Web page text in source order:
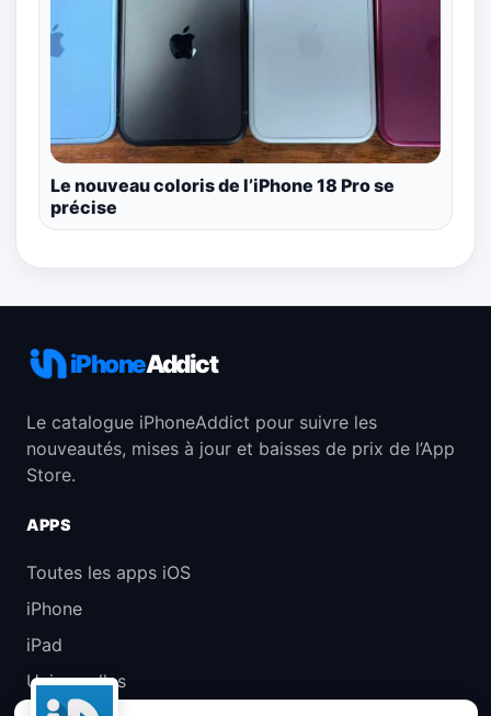
Le nouveau coloris de l’iPhone 18 Pro se
précise
iPhoneAddict
Le catalogue iPhoneAddict pour suivre les
nouveautés, mises à jour et baisses de prix de l’App
Store.
APPS
Toutes les apps iOS
iPhone
iPad
Universelles